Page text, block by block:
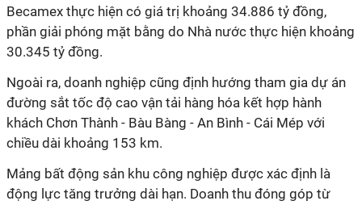
Becamex thực hiện có giá trị khoảng 34.886 tỷ đồng,
phần giải phóng mặt bằng do Nhà nước thực hiện khoảng
30.345 tỷ đồng.
Ngoài ra, doanh nghiệp cũng định hướng tham gia dự án
đường sắt tốc độ cao vận tải hàng hóa kết hợp hành
khách Chơn Thành - Bàu Bàng - An Bình - Cái Mép với
chiều dài khoảng 153 km.
Mảng bất động sản khu công nghiệp được xác định là
động lực tăng trưởng dài hạn. Doanh thu đóng góp từ